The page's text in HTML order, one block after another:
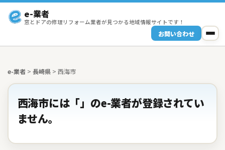
e-業者
窓とドアの修理リフォーム業者が見つかる地域情報サイトです！
お問い合わせ
e-業者 > 長崎県 > 西海市
西海市には「」のe-業者が登録されてい
ません。